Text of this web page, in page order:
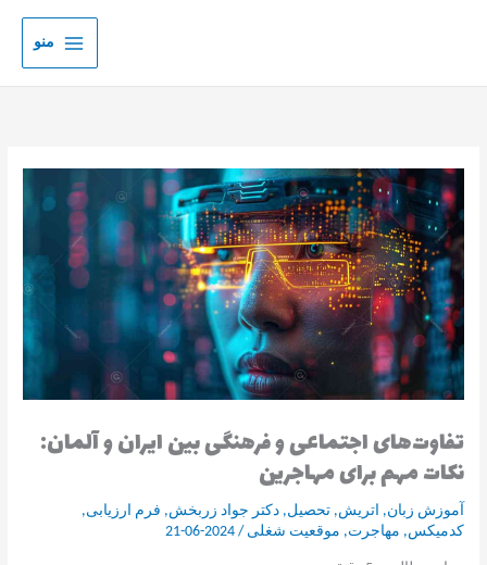
منو
تفاوت‌های اجتماعی و فرهنگی بین ایران و آلمان:
نکات مهم برای مهاجرین
آموزش زبان, اتریش,تحصیل,دکتر جواد زربخش, فرم ارزیابی,
کدمیکس, مهاجرت, موقعیت شغلی /
2024-06-21